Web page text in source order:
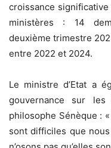
croissance significative
ministères : 14
deuxième trimestre
entre 2022 et 2024.
Le ministre d’Etat a
gouvernance sur
philosophe Sénèque :
sont difficiles que nous